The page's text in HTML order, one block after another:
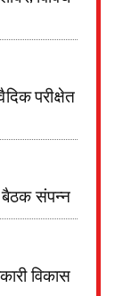
परीक्षेत
बैठक संपन्न
विकास